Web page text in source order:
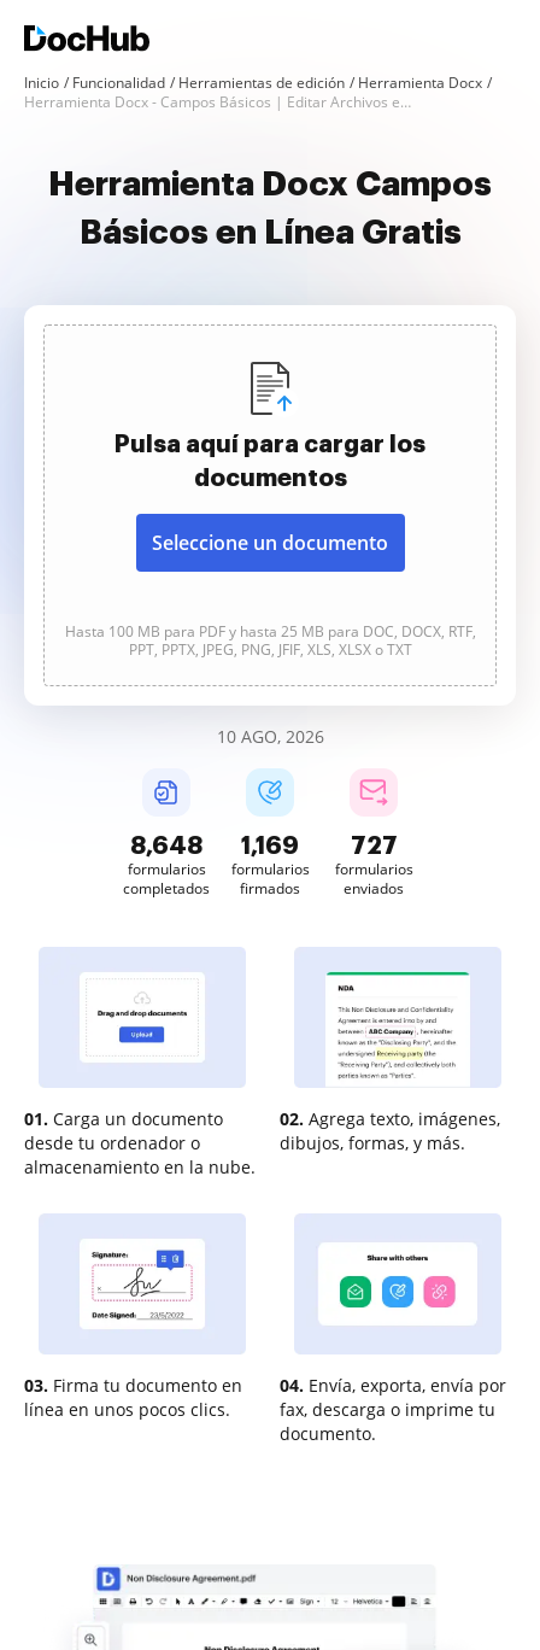
Inicio Funcionalidad Herramientas de edición
Herramienta Docx
Herramienta Docx - Campos Básicos | Editar Archivos en Línea
Herramienta Docx Campos
Básicos en Línea Gratis
Pulsa aquí para cargar los
documentos
Seleccione un documento
Hasta 100 MB para PDF y hasta 25 MB para DOC, DOCX, RTF,
PPT, PPTX, JPEG, PNG, JFIF, XLS, XLSX o TXT
10 AGO, 2026
8,649
formularios
completados
1,169
formularios
firmados
727
formularios
enviados
01. Carga un documento
desde tu ordenador o
almacenamiento en la nube.
02. Agrega texto, imágenes,
dibujos, formas, y más.
03. Firma tu documento en
línea en unos pocos clics.
04. Envía, exporta, envía por
fax, descarga o imprime tu
documento.